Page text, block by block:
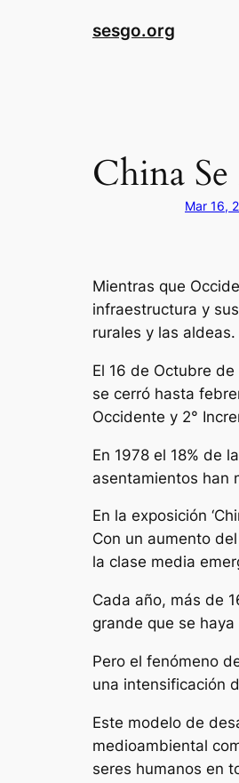
sesgo.org
China
Mar 16,
Mientras que
infraestructura y
rurales y las aldeas.
El 16 de Octubre
se cerró hasta
Occidente y 2°
En 1978 el 18% de
asentamientos han
En la exposición
Con un aumento
la clase media
Cada año, más de
grande que se
Pero el fenómeno
una intensificación
Este modelo de
medioambiental
seres humanos en